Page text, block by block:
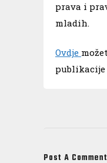
prava i
mladih.
Ovdje
publikacije
Post A Comment